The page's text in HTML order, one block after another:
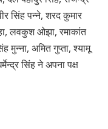
सिंह पन्ने, शरद कुमार
लवकुश ओझा, रमाकांत
मुन्ना, अमित गुप्ता, श्यामू
सिंह ने अपना पक्ष